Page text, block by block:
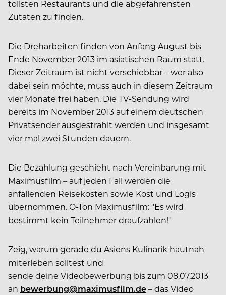
tollsten Restaurants und die abgefahrensten
Zutaten zu finden.
Die Dreharbeiten finden von Anfang August bis
Ende November 2013 im asiatischen Raum statt.
Dieser Zeitraum ist nicht verschiebbar – wer also
dabei sein möchte, muss auch in diesem Zeitraum
vier Monate frei haben. Die TV-Sendung wird
bereits im November 2013 auf einem deutschen
Privatsender ausgestrahlt werden und insgesamt
vier mal zwei Stunden dauern.
Die Bezahlung geschieht nach Vereinbarung mit
Maximusfilm – auf jeden Fall werden die
anfallenden Reisekosten sowie Kost und Logis
übernommen. O-Ton Maximusfilm: "Es wird
bestimmt kein Teilnehmer draufzahlen!"
Zeig, warum gerade du Asiens Kulinarik hautnah
miterleben solltest und
sende deine Videobewerbung bis zum 08.07.2013
an bewerbung@maximusfilm.de– das Video